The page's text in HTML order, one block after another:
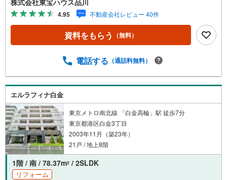
報も含めて、一緒に後悔しない住まい探しを進めていきま
しょう。まずはお気軽にご相談ください。【Yahoo！ 不動
産キャンペーン対象店舗】当店で物件を成約するとPayPay
ボーナスライトがもらえる「Yahoo！ 不動産 物件ご成約キ
予約をする」ボタンからお問い合わせください。※必ずYah
スライトは出金と譲渡はできません。ご案内・詳細な資料
のご請求はお気軽にどうぞ♪お電話でのお問い合わせも常
時受け付けております！お気軽にお問い合わせください。
株式会社東宝ハウス品川
4.95 不動産会社レビュー 40件
資料をもらう （無料）
電話する （通話料無料）
エルラフィナ白金
東京メトロ南北線 「白金高輪」駅 徒歩7分
東京都港区白金3丁目
2003年11月（築23年）
21戸 / 地上8階
1階 / 南 / 78.37m2 / 2SLDK
リフォーム